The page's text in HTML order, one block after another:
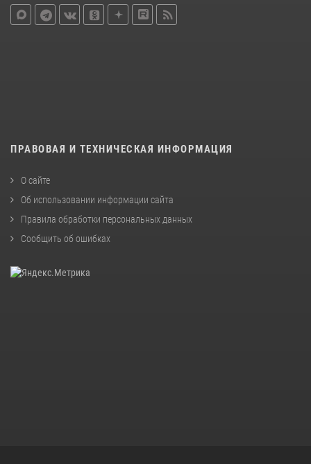
ПРАВОВАЯ И ТЕХНИЧЕСКАЯ ИНФОРМАЦИЯ
О сайте
Об использовании информации сайта
Правила обработки персональных данных
Сообщить об ошибках